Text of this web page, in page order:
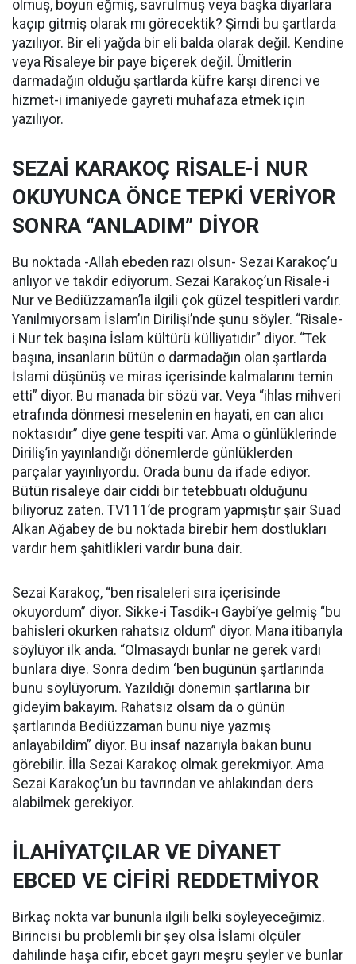
olmuş, boyun eğmiş, savrulmuş veya başka diyarlara
kaçıp gitmiş olarak mı görecektik? Şimdi bu şartlarda
yazılıyor. Bir eli yağda bir eli balda olarak değil. Kendine
veya Risaleye bir paye biçerek değil. Ümitlerin
darmadağın olduğu şartlarda küfre karşı direnci ve
hizmet-i imaniyede gayreti muhafaza etmek için
yazılıyor.
SEZAİ KARAKOÇ RİSALE-İ NUR
OKUYUNCA ÖNCE TEPKİ VERİYOR
SONRA “ANLADIM” DİYOR
Bu noktada -Allah ebeden razı olsun- Sezai Karakoç’u
anlıyor ve takdir ediyorum. Sezai Karakoç’un Risale-i
Nur ve Bediüzzaman’la ilgili çok güzel tespitleri vardır.
Yanılmıyorsam İslam’ın Dirilişi’nde şunu söyler. “Risale-
i Nur tek başına İslam kültürü külliyatıdır” diyor. “Tek
başına, insanların bütün o darmadağın olan şartlarda
İslami düşünüş ve miras içerisinde kalmalarını temin
etti” diyor. Bu manada bir sözü var. Veya “ihlas mihveri
etrafında dönmesi meselenin en hayati, en can alıcı
noktasıdır” diye gene tespiti var. Ama o günlüklerinde
Diriliş’in yayınlandığı dönemlerde günlüklerden
parçalar yayınlıyordu. Orada bunu da ifade ediyor.
Bütün risaleye dair ciddi bir tetebbuatı olduğunu
biliyoruz zaten. TV111’de program yapmıştır şair Suad
Alkan Ağabey de bu noktada birebir hem dostlukları
vardır hem şahitlikleri vardır buna dair.
Sezai Karakoç, “ben risaleleri sıra içerisinde
okuyordum” diyor. Sikke-i Tasdik-ı Gaybi’ye gelmiş “bu
bahisleri okurken rahatsız oldum” diyor. Mana itibarıyla
söylüyor ilk anda. “Olmasaydı bunlar ne gerek vardı
bunlara diye. Sonra dedim ‘ben bugünün şartlarında
bunu söylüyorum. Yazıldığı dönemin şartlarına bir
gideyim bakayım. Rahatsız olsam da o günün
şartlarında Bediüzzaman bunu niye yazmış
anlayabildim” diyor. Bu insaf nazarıyla bakan bunu
görebilir. İlla Sezai Karakoç olmak gerekmiyor. Ama
Sezai Karakoç’un bu tavrından ve ahlakından ders
alabilmek gerekiyor.
İLAHİYATÇILAR VE DİYANET
EBCED VE CİFİRİ REDDETMİYOR
Birkaç nokta var bununla ilgili belki söyleyeceğimiz.
Birincisi bu problemli bir şey olsa İslami ölçüler
dahilinde haşa cifir, ebcet gayrı meşru şeyler ve bunlar